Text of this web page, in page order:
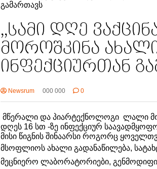
,,სამი დღე
მოროშკინა
ინფექციურთან
Newsrum 000 000 0
მწე­რალი და პიარტექნოლოგი ლალი
დღეს 16 სთ -ზე ინფექციურ
მისი წიგნის შინაარსი როგორც
მსოფ­ლი­ოს ახა­ლი გა­და­ნა­წი­ლე­ბა,
მეც­ნი­ე­რო ლა­ბო­რა­ტო­რი­ე­ბი,